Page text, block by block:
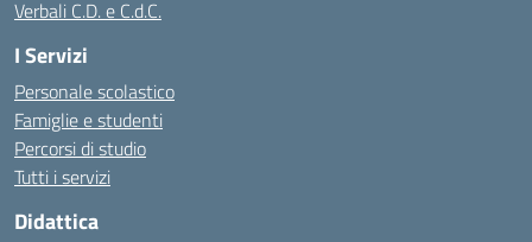
Verbali C.D. e C.d.C.
I Servizi
Personale scolastico
Famiglie e studenti
Percorsi di studio
Tutti i servizi
Didattica